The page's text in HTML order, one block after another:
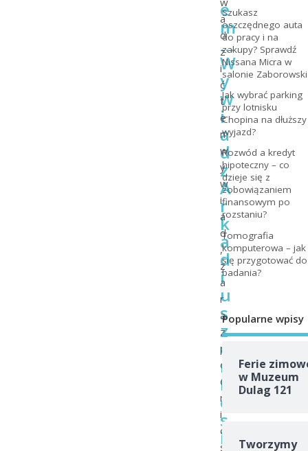
e
m
…
W
y
w
i
a
d
z
A
r
k
a
d
i
u
s
z
e
m
K
o
s
i
a
d
z
i
ć
t
e
n
w
y
w
i
a
d
,
z
a
r
a
z
p
o
d
n
i
o
s
Szukasz
oszczędnego auta
do pracy i na
zakupy? Sprawdź
Nissana Micra w
salonie Zaborowski
Jak wybrać parking
przy lotnisku
Chopina na dłuższy
wyjazd?
Rozwód a kredyt
hipoteczny – co
dzieje się z
zobowiązaniem
finansowym po
rozstaniu?
Tomografia
komputerowa – jak
się przygotować do
badania?
Popularne wpisy
Ferie
w Muzeum
Dulag 121
Tworzymy